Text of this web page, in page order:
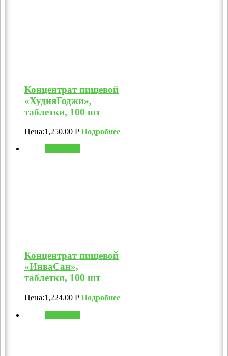
Концентрат пищевой
«ХудияГоджи»,
таблетки, 100 шт
Цена:1,250.00 Р Подробнее
Концентрат пищевой
«ИнваСан»,
таблетки, 100 шт
Цена:1,224.00 Р Подробнее